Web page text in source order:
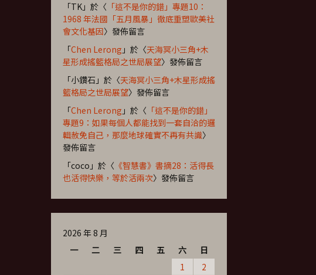
「TK 」於〈 「這不是你的錯」專題10：
1968 年法國「五月風暴」徹底重塑歐美社
會文化基因〉發佈留言
「Chen Lerong 」於〈天海冥小三角+木
星形成搖籃格局之世局展望〉發佈留言
「小鑽石 」於〈天海冥小三角+木星形成搖
籃格局之世局展望〉發佈留言
「Chen Lerong 」於〈 「這不是你的錯」
專題9：如果每個人都能找到一套自洽的邏
輯赦免自己，那麼地球確實不再有共識〉
發佈留言
「coco 」於〈 《智慧書》書摘28：活得長
也活得快樂，等於活兩次〉發佈留言
2026 年 8 月
一
二 三 四 五 六
日
1
2